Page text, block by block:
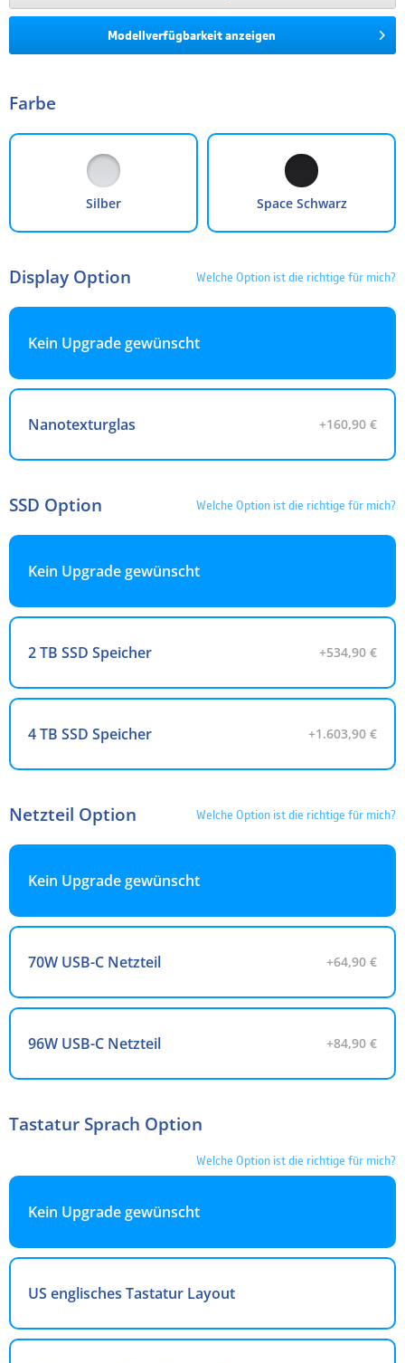
12 Monate 0.00 % 196,08 € 2.352,90 €
4.99 % 135,85 €
36 Monate
4.99 % 2.657,66 €
Die Finanzierung wird über unseren Finanzierungspartner TARGOBANK abgewickelt. Bitte
beachten Sie, dass die hier angegebenen Beträge und Zinssätze nicht bindend sind. Die finalen
Modellverfügbarkeit anzeigen
Farbe
Silber Space Schwarz
Display Option Welche Option ist die richtige für mich?
Kein Upgrade gewünscht
Nanotexturglas +160,90 €
SSD Option Welche Option ist die richtige für mich?
Kein Upgrade gewünscht
2 TB SSD Speicher +534,90 €
4 TB SSD Speicher +1.603,90 €
Netzteil Option Welche Option ist die richtige für mich?
Kein Upgrade gewünscht
70W USB-C Netzteil +64,90 €
96W USB-C Netzteil +84,90 €
Tastatur Sprach Option
Welche Option ist die richtige für mich?
Kein Upgrade gewünscht
US englisches Tastatur Layout